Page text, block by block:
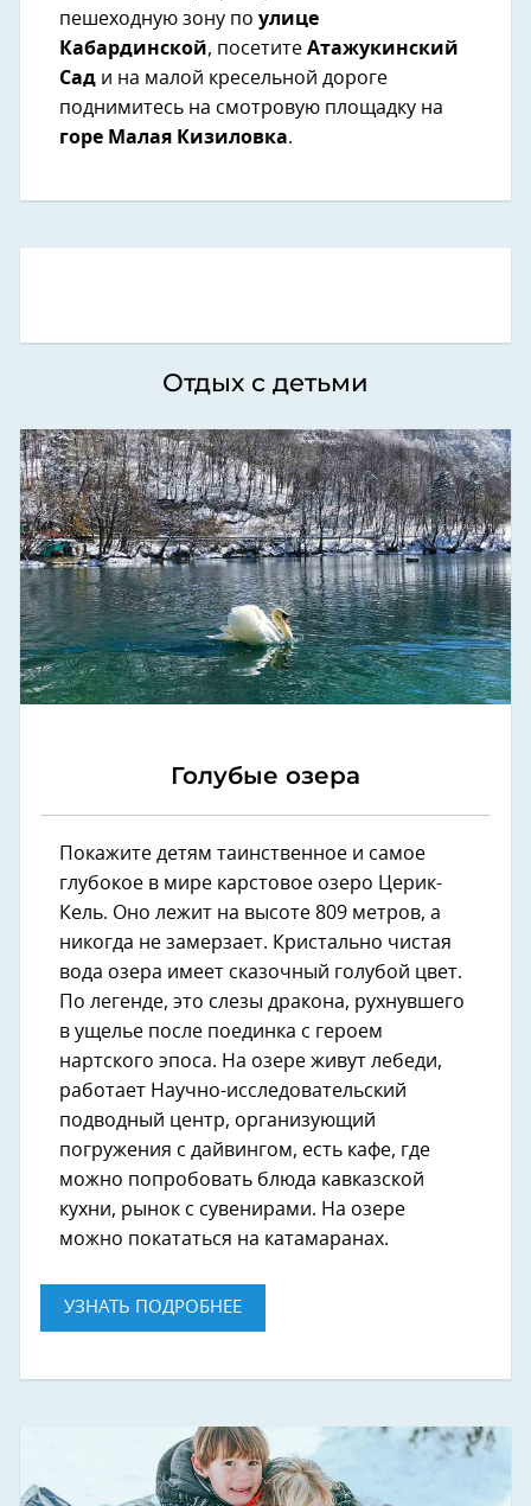
пешеходную зону по улице
Кабардинской, посетите Атажукинский
Сад и на малой кресельной дороге
поднимитесь на смотровую площадку на
горе Малая Кизиловка.
Отдых с детьми
Голубые озера
Покажите детям таинственное и самое
глубокое в мире карстовое озеро Церик-
Кель. Оно лежит на высоте 809 метров, а
никогда не замерзает. Кристально чистая
вода озера имеет сказочный голубой цвет.
По легенде, это слезы дракона, рухнувшего
в ущелье после поединка с героем
нартского эпоса. На озере живут лебеди,
работает Научно-исследовательский
подводный центр, организующий
погружения с дайвингом, есть кафе, где
можно попробовать блюда кавказской
кухни, рынок с сувенирами. На озере
можно покататься на катамаранах.
УЗНАТЬ ПОДРОБНЕЕ